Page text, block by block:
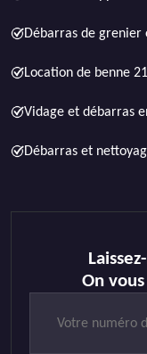
Débarras de grenier
Location de benne 21
Vidage et débarras
Débarras et
On